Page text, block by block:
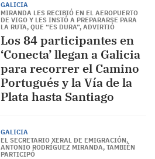
GALICIA
MIRANDA LES RECIBIÓ EN EL AEROPUERTO
DE VIGO Y LES INSTÓ A PREPARARSE PARA
LA RUTA, QUE “ES DURA”, ADVIRTIÓ
Los 84 participantes en
‘Conecta’ llegan a Galicia
para recorrer el Camino
Portugués y la Vía de la
Plata hasta Santiago
GALICIA
EL SECRETARIO XERAL DE EMIGRACIÓN,
ANTONIO RODRÍGUEZ MIRANDA, TAMBIÉN
PARTICIPÓ